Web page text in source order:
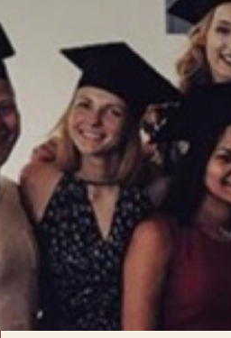
Veel gezocht
Opleiding
Contact